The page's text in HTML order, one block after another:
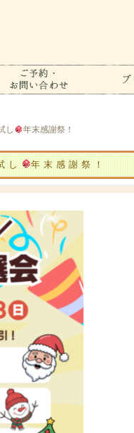
し 年末感謝祭！
し 年末感謝祭！